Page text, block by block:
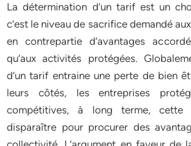
La détermination d’un tarif est un
c’est le niveau de sacrifice demandé
en contrepartie d’avantages
qu’aux activités protégées.
d’un tarif entraine une perte de bien
leurs côtés, les entreprises
compétitives, à long terme, cette
disparaître pour procurer des